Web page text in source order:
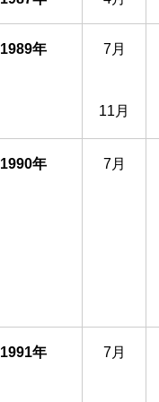
1989年 7月
11月
1990年 7月
1991年 7月